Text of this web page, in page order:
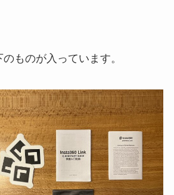
ものが入っています。